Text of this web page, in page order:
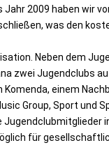
2009 haben wir
was den
Neben dem
zwei Jugendclubs
einem
Group, Sport und
für